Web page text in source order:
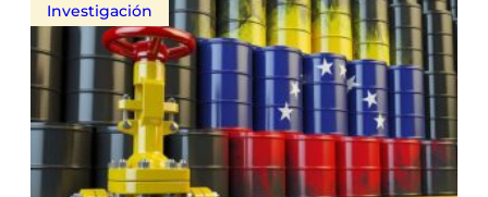
Investigación